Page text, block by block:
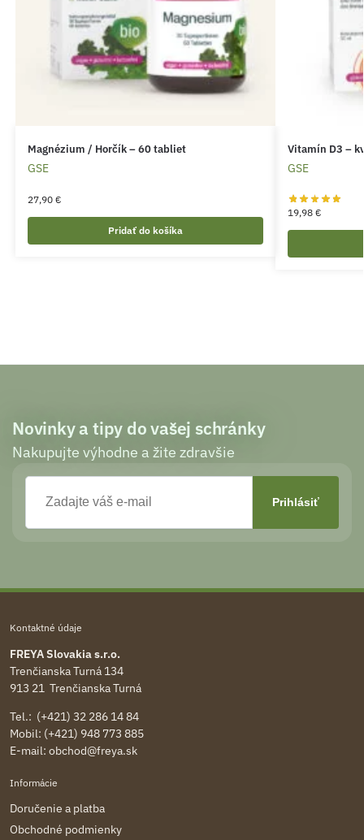
Magnézium / Horčík – 60 tabliet
GSE
27,90 €
Pridať do košíka
Vitamín D3 –
GSE
19,98 €
Novinky a tipy do vašej schránky
Nakupujte výhodne a žite zdravšie
Kontaktné údaje
FREYA Slovakia s.r.o.
Trenčianska Turná 134
913 21 Trenčianska Turná
Tel.: (+421) 32 286 14 84
Mobil: (+421) 948 773 885
E-mail: obchod@freya.sk
Informácie
Doručenie a platba
Obchodné podmienky